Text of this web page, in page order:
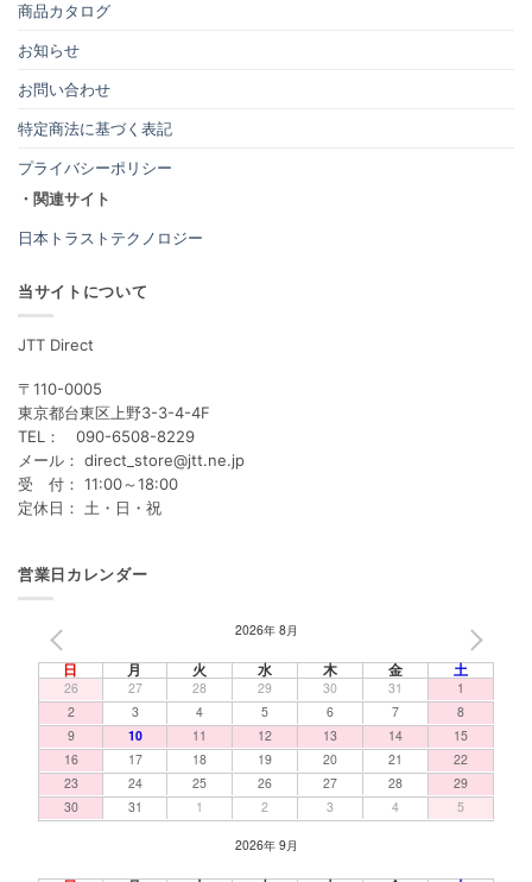
商品カタログ
お知らせ
お問い合わせ
特定商法に基づく表記
プライバシーポリシー
・関連サイト
日本トラストテクノロジー
当サイトについて
JTT Direct
〒110-0005
東京都台東区上野3-3-4-4F
TEL： 090-6508-8229
メール： direct_store@jtt.ne.jp
受 付： 11:00～18:00
定休日： 土・日・祝
営業日カレンダー
2026年 8月
日 月 火 水 木 金 土
26 27 28 29 30 31
1
2
3 4 5 6 7
8
9
10 11 12 13 14
15
16
17 18 19 20 21
22
23
24 25 26 27 28
29
30
31 1 2 3 4 5
2026年 9月